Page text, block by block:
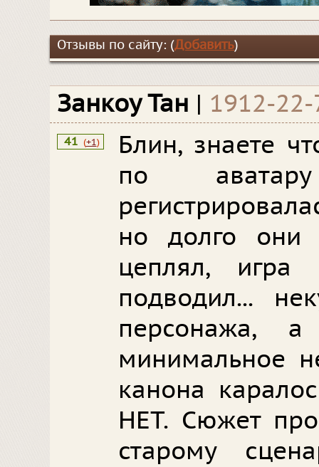
Отзывы по сайту: (Добавить)
Занкоу Тан | 1912-
41 (+1)
Блин, знаете
по
но долго
цеплял, игра
подводил...
персонажа,
минимальное
канона
НЕТ. Сюжет
старому